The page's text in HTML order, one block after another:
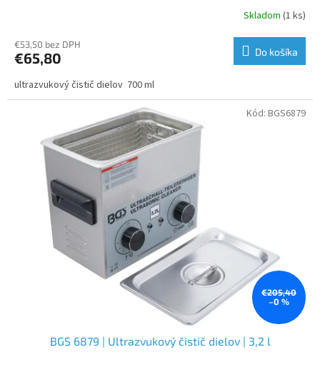
Skladom (1 ks)
€53,50 bez DPH
€65,80 Do košíka
ultrazvukový čistič dielov 700 ml
€205,40
–0 %
BGS 6879 | Ultrazvukový čistič dielov | 3,2 l
Kód: BGS6879